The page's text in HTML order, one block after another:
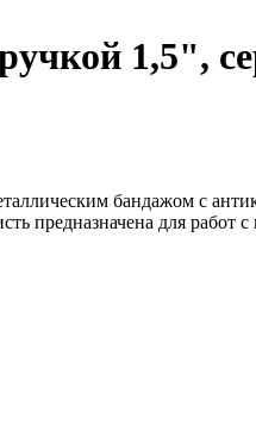
1,5",
бандажом с
предназначена для работ